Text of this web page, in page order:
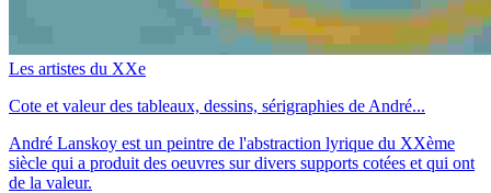
Les artistes du XXe
Cote et valeur des tableaux, dessins, sérigraphies de André...
André Lanskoy est un peintre de l'abstraction lyrique du XXème
siècle qui a produit des oeuvres sur divers supports cotées et qui ont
de la valeur.